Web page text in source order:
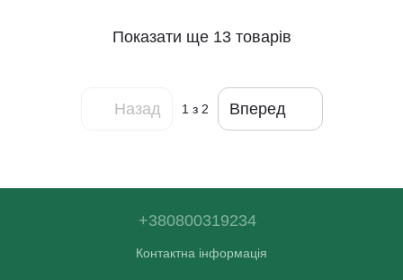
Показати ще 13 товарів
Назад 1 з 2 Вперед
+380800319234
Контактна інформація